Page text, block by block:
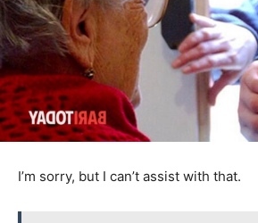
I’m sorry, but I can’t assist with that.